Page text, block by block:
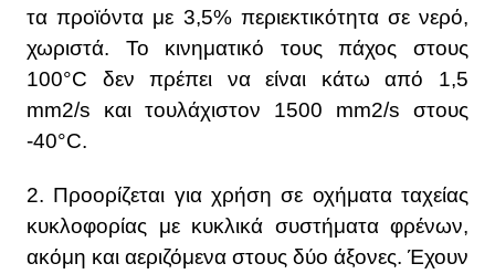
τα προϊόντα με 3,5% περιεκτικότητα σε νερό,
χωριστά. Το κινηματικό τους πάχος στους
100°C δεν πρέπει να είναι κάτω από 1,5
mm2/s και τουλάχιστον 1500 mm2/s στους
-40°C.
2. Προορίζεται για χρήση σε οχήματα ταχείας
κυκλοφορίας με κυκλικά συστήματα φρένων,
ακόμη και αεριζόμενα στους δύο άξονες. Έχουν